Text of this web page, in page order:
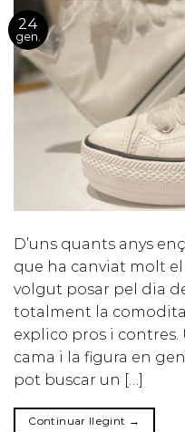
24
gen.
D’uns quants anys
que ha canviat molt
volgut posar pel dia
totalment la
explico pros i
cama i la figura en
pot buscar un […]
Continuar llegint →